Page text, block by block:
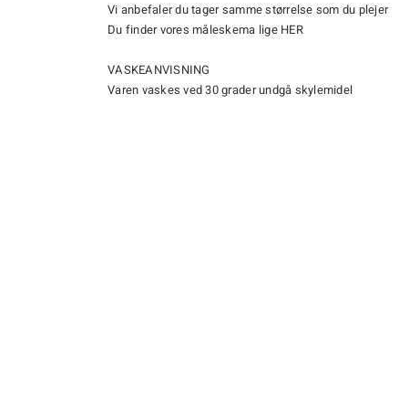
Vi anbefaler du tager samme størrelse som du plejer
Du finder vores måleskema lige HER
VASKEANVISNING
Varen vaskes ved 30 grader undgå skylemidel